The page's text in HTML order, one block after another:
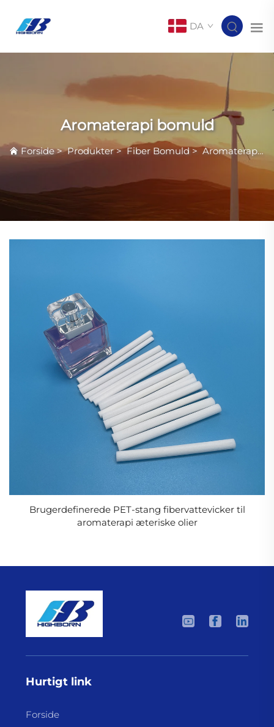
DA
Aromaterapi bomuld
Forside>Produkter>Fiber Bomuld > Aromaterapi bomuld
Brugerdefinerede PET-stang fibervattevicker til
aromaterapi æteriske olier
Hurtigt link
Forside